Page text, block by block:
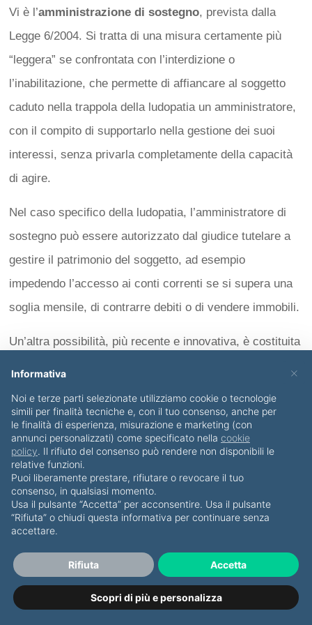
Vi è l’amministrazione di sostegno, prevista dalla
Legge 6/2004. Si tratta di una misura certamente più
“leggera” se confrontata con l’interdizione o
l’inabilitazione, che permette di affiancare al soggetto
caduto nella trappola della ludopatia un amministratore,
con il compito di supportarlo nella gestione dei suoi
interessi, senza privarla completamente della capacità
di agire.
Nel caso specifico della ludopatia, l’amministratore di
sostegno può essere autorizzato dal giudice tutelare a
gestire il patrimonio del soggetto, ad esempio
impedendo l’accesso ai conti correnti se si supera una
soglia mensile, di contrarre debiti o di vendere immobili.
Un’altra possibilità, più recente e innovativa, è costituita
strutturato in modo da attivarsi anche in presenza di
situazioni patologiche, come la ludopatia, purché sia
esplicitamente previsto nell’Atto Istitutivo.
Continuando l’approfondimento degli strumenti a
disposizione, si trovano:
Ilfondo patrimoniale, che vincola determinati beni ai
bisogni della famiglia e li rende impignorabili dai
creditori (anche se vi sono dei limiti in caso di debiti
×
Informativa
Noi e terze parti selezionate utilizziamo cookie o tecnologie
simili per finalità tecniche e, con il tuo consenso, anche per
le finalità di esperienza, misurazione e marketing (con
annunci personalizzati) come specificato nella cookie
policy. Il rifiuto del consenso può rendere non disponibili le
relative funzioni.
Puoi liberamente prestare, rifiutare o revocare il tuo
consenso, in qualsiasi momento.
Usa il pulsante “Accetta” per acconsentire. Usa il pulsante
“Rifiuta” o chiudi questa informativa per continuare senza
accettare.
Scopri di più e personalizza
Rifiuta Accetta